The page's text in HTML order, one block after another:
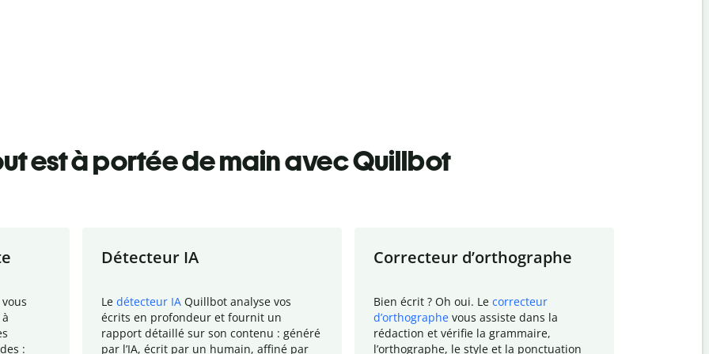
est à portée de main avec Quillbot
:
Détecteur IA
Le détecteur IA Quillbot analyse vos
écrits en profondeur et fournit un
rapport détaillé sur son contenu : généré
par l’IA, écrit par un humain, affiné par
Correcteur d’orthographe
Bien écrit ? Oh oui. Le correcteur
d’orthographe vous assiste dans la
rédaction et vérifie la grammaire,
l’orthographe, le style et la ponctuation